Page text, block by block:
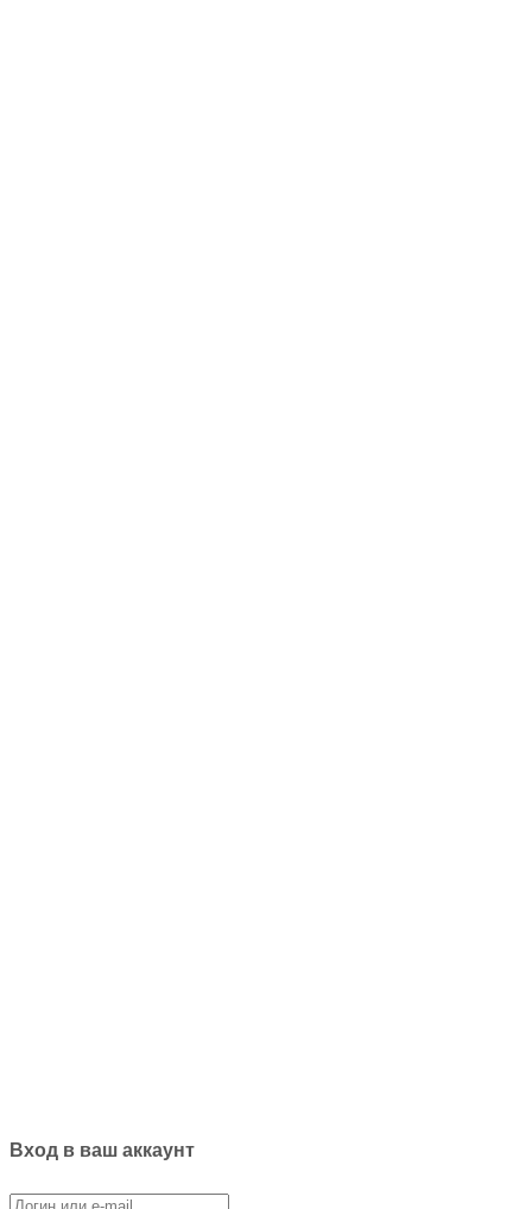
Вход в ваш аккаунт